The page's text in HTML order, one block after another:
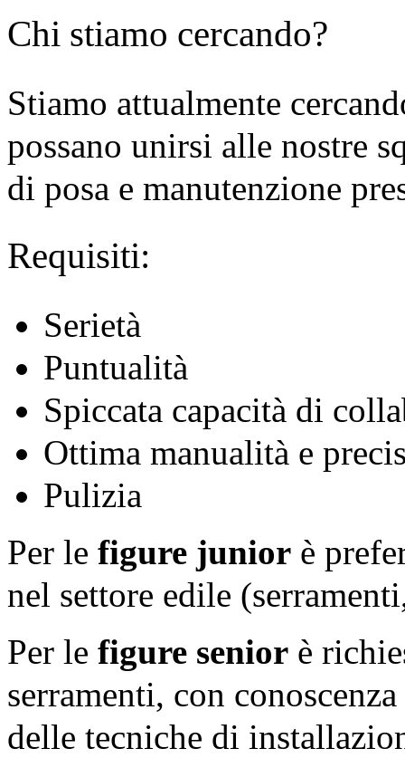
Chi stiamo cercando?
Stiamo attualmente
possano unirsi alle nostre
di posa e manutenzione
Requisiti:
Serietà
Puntualità
Spiccata capacità di
Ottima manualità e
Pulizia
Per le figure junior è
nel settore edile
Per le figure senior è
serramenti, con
delle tecniche di